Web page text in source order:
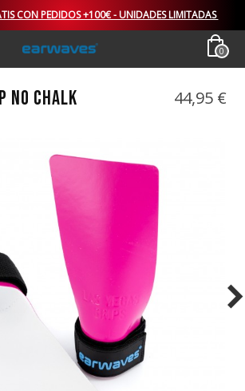
CON PEDIDOS +100€ - UNIDADES LIMITADAS
0
NO CHALK 44,95 €